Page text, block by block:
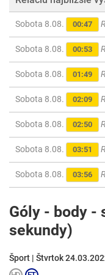
Sobota 8.08. 00:47
Sobota 8.08. 00:53
Sobota 8.08. 01:49
Sobota 8.08. 02:09
Sobota 8.08. 02:50
Sobota 8.08. 03:51
Sobota 8.08. 03:56
Góly - body -
sekundy)
Šport | Štvrtok